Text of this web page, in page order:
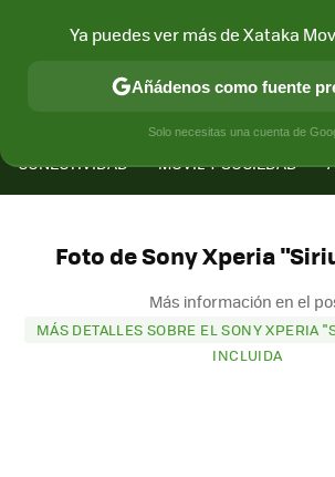
CONECTIVIDAD MÓVIL Y SOCIEDAD
Foto de Sony Xperia
Más información en el
MÁS DETALLES SOBRE EL SONY XPERIA
INCLUIDA
Ya puedes ver más de Xataka
Añádenos como fuente
Solo necesitas una cuenta de